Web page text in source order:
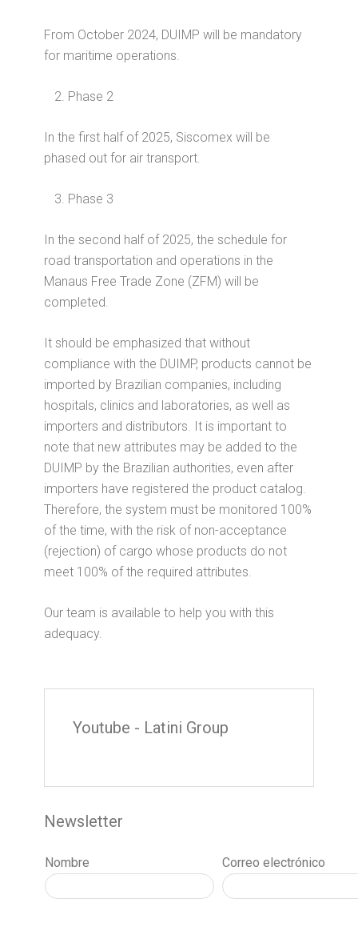
From October 2024, DUIMP will be mandatory
for maritime operations.
Phase 2
In the first half of 2025, Siscomex will be
phased out for air transport.
Phase 3
In the second half of 2025, the schedule for
road transportation and operations in the
Manaus Free Trade Zone (ZFM) will be
completed.
It should be emphasized that without
compliance with the DUIMP, products cannot be
imported by Brazilian companies, including
hospitals, clinics and laboratories, as well as
importers and distributors. It is important to
note that new attributes may be added to the
DUIMP by the Brazilian authorities, even after
importers have registered the product catalog.
Therefore, the system must be monitored 100%
of the time, with the risk of non-acceptance
(rejection) of cargo whose products do not
meet 100% of the required attributes.
Our team is available to help you with this
adequacy.
Youtube - Latini Group
Newsletter
Nombre Correo electrónico